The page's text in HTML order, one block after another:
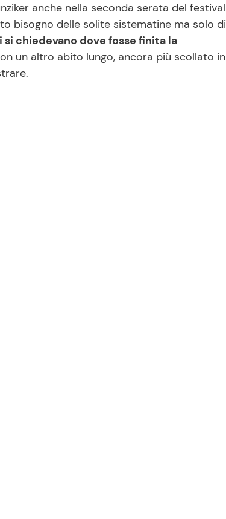
anche nella seconda serata del festival
bisogno delle solite sistematine ma solo di
chiedevano dove fosse finita la
un altro abito lungo, ancora più scollato in